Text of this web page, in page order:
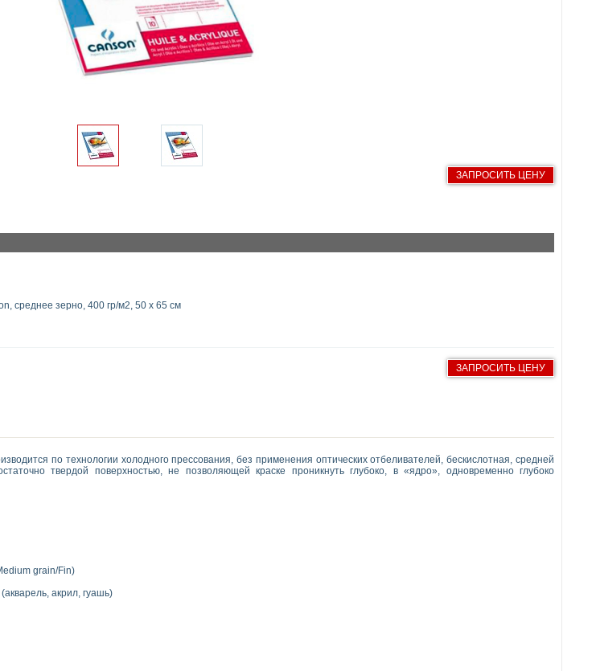
ЗАПРОСИТЬ ЦЕНУ
среднее зерно, 400 гр/м2, 50 x 65 см
ЗАПРОСИТЬ ЦЕНУ
по технологии холодного прессования, без применения оптических отбеливателей, бескислотная, средней
твердой поверхностью, не позволяющей краске проникнуть глубоко, в «ядро», одновременно глубоко
grain/Fin)
акрил, гуашь)